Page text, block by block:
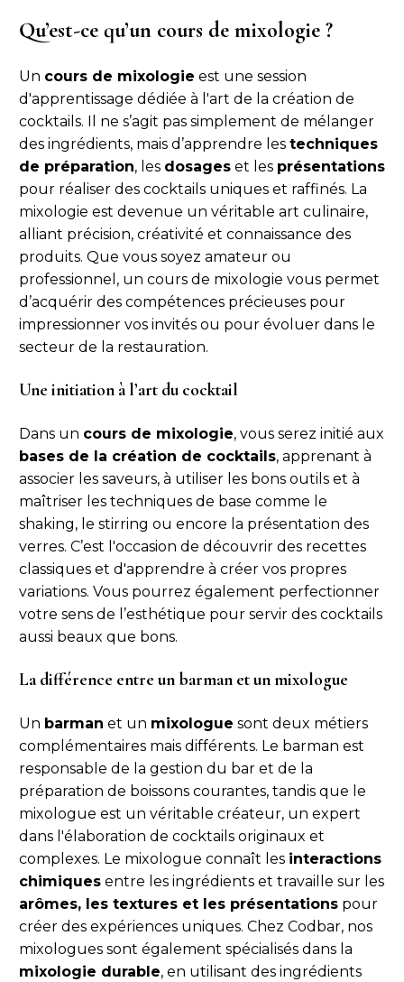
Qu’est-ce qu’un cours de mixologie ?
Un cours de mixologie est une session
d'apprentissage dédiée à l'art de la création de
cocktails. Il ne s’agit pas simplement de mélanger
des ingrédients, mais d’apprendre les techniques
de préparation, les dosages et les présentations
pour réaliser des cocktails uniques et raffinés. La
mixologie est devenue un véritable art culinaire,
alliant précision, créativité et connaissance des
produits. Que vous soyez amateur ou
professionnel, un cours de mixologie vous permet
d’acquérir des compétences précieuses pour
impressionner vos invités ou pour évoluer dans le
secteur de la restauration.
Une initiation à l’art du cocktail
Dans un cours de mixologie, vous serez initié aux
bases de la création de cocktails, apprenant à
associer les saveurs, à utiliser les bons outils et à
maîtriser les techniques de base comme le
shaking, le stirring ou encore la présentation des
verres. C’est l'occasion de découvrir des recettes
classiques et d'apprendre à créer vos propres
variations. Vous pourrez également perfectionner
votre sens de l’esthétique pour servir des cocktails
aussi beaux que bons.
La différence entre un barman et un mixologue
Un barman et un mixologue sont deux métiers
complémentaires mais différents. Le barman est
responsable de la gestion du bar et de la
préparation de boissons courantes, tandis que le
mixologue est un véritable créateur, un expert
dans l'élaboration de cocktails originaux et
complexes. Le mixologue connaît les interactions
chimiques entre les ingrédients et travaille sur les
arômes, les textures et les présentations pour
créer des expériences uniques. Chez Codbar, nos
mixologues sont également spécialisés dans la
mixologie durable, en utilisant des ingrédients